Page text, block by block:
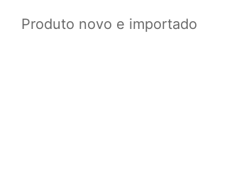
Produto novo e importado